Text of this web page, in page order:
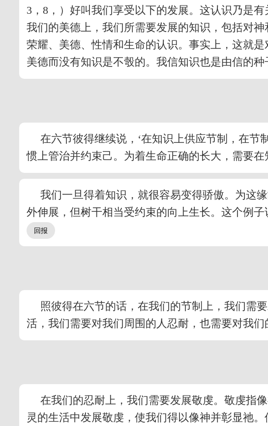
3，8，）好叫我们享受以下的发展。这认识乃是
我们的美德上，我们所需要发展的知识，包括对
荣耀、美德、性情和生命的认识。事实上，这就
美德而没有知识是不彀的。我信知识也是由信的
在六节彼得继续说，‘在知识上供应节制，在节
惯上管治并约束己。为着生命正确的长大，需要在
我们一旦得着知识，就很容易变得骄傲。为这
外伸展，但树干相当受约束的向上生长。这个例
照彼得在六节的话，在我们的节制上，我们需
活，我们需要对我们周围的人忍耐，也需要对我们
在我们的忍耐上，我们需要发展敬虔。敬虔指
灵的生活中发展敬虔，使我们得以像神并彰显祂